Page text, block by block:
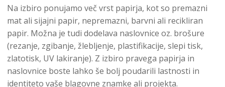
Na izbiro ponujamo več vrst papirja, kot so premazni
mat ali sijajni papir, nepremazni, barvni ali recikliran
papir. Možna je tudi dodelava naslovnice oz. brošure
(rezanje, zgibanje, žlebljenje, plastifikacije, slepi tisk,
zlatotisk, UV lakiranje). Z izbiro pravega papirja in
naslovnice boste lahko še bolj poudarili lastnosti in
identiteto vaše blagovne znamke ali projekta.